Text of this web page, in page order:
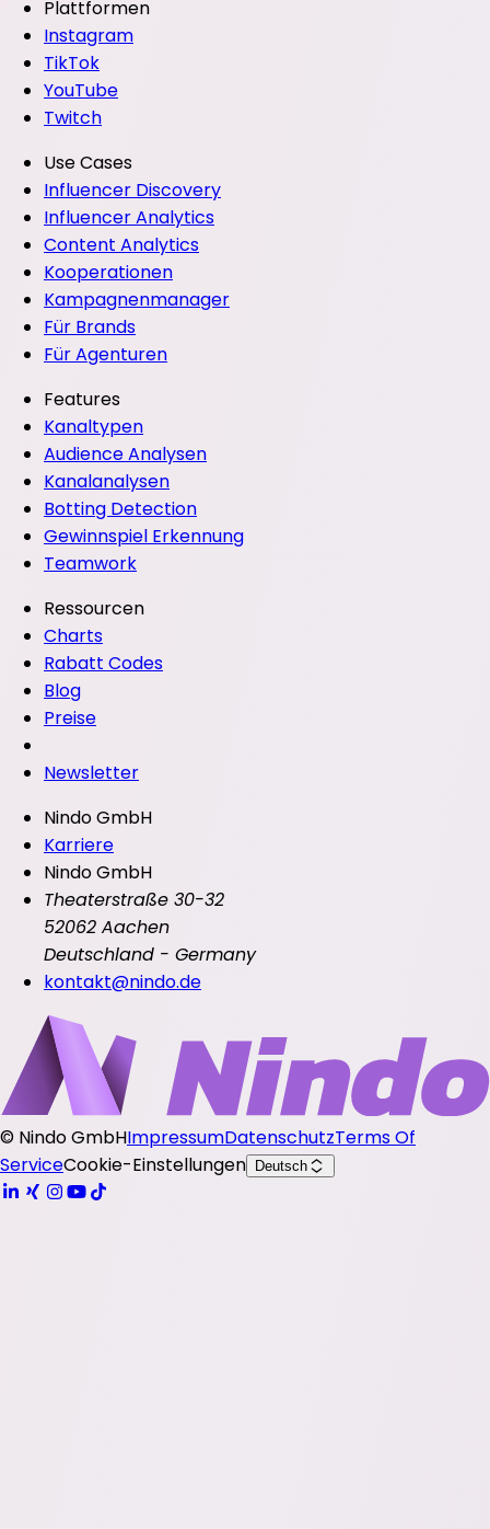
Plattformen
Instagram
TikTok
YouTube
Twitch
Use Cases
Influencer Discovery
Influencer Analytics
Content Analytics
Kooperationen
Kampagnenmanager
Für Brands
Für Agenturen
Features
Kanaltypen
Audience Analysen
Kanalanalysen
Botting Detection
Gewinnspiel Erkennung
Teamwork
Ressourcen
Charts
Rabatt Codes
Blog
Preise
Newsletter
Nindo GmbH
Karriere
Nindo GmbH
Theaterstraße 30-32
52062 Aachen
Deutschland - Germany
kontakt@nindo.de
© Nindo GmbHImpressumDatenschutzTerms Of
ServiceCookie-Einstellungen Deutsch